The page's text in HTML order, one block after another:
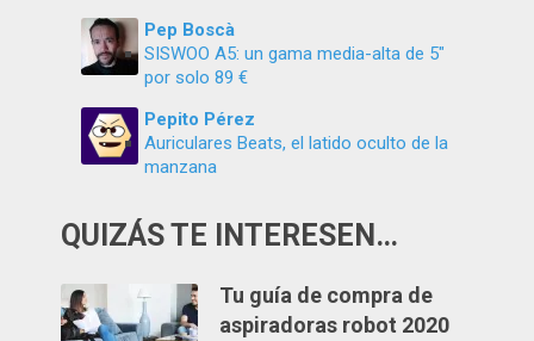
Pep Boscà
SISWOO A5: un gama media-alta de 5″
por solo 89 €
Pepito Pérez
Auriculares Beats, el latido oculto de la
manzana
QUIZÁS TE INTERESEN…
Tu guía de compra de
aspiradoras robot 2020